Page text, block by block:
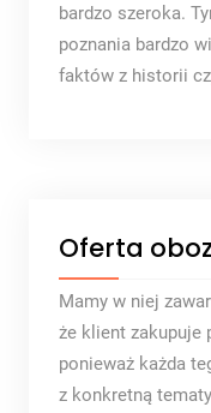
bardzo szeroka.
poznania bardzo
faktów z historii
Oferta
Mamy w niej
że klient zakupuje
ponieważ każda
z konkretną